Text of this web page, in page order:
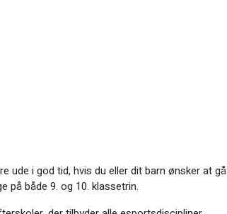
i god tid, hvis du eller dit barn ønsker at gå
på både 9. og 10. klassetrin.